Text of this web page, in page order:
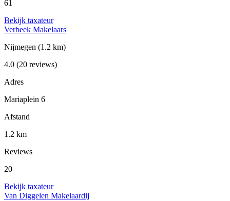
61
Bekijk taxateur
Verbeek Makelaars
Nijmegen (1.2 km)
4.0 (20 reviews)
Adres
Mariaplein 6
Afstand
1.2 km
Reviews
20
Bekijk taxateur
Van Diggelen Makelaardij